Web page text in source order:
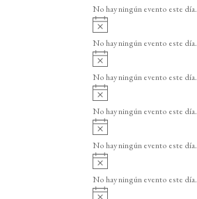
o
i
o
No hay ningún evento este día.
v
i
o
No hay ningún evento este día.
v
i
o
No hay ningún evento este día.
v
i
o
No hay ningún evento este día.
v
i
o
No hay ningún evento este día.
v
i
No hay ningún evento este día.